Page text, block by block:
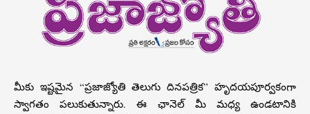
మీకు ఇష్టమైన “ప్రజాజ్యోతి తెలుగు దినపత్రిక” హృదయపూర్వకంగా
స్వాగతం పలుకుతున్నారు. ఈ ఛానెల్ మీ మధ్య ఉండటానికి